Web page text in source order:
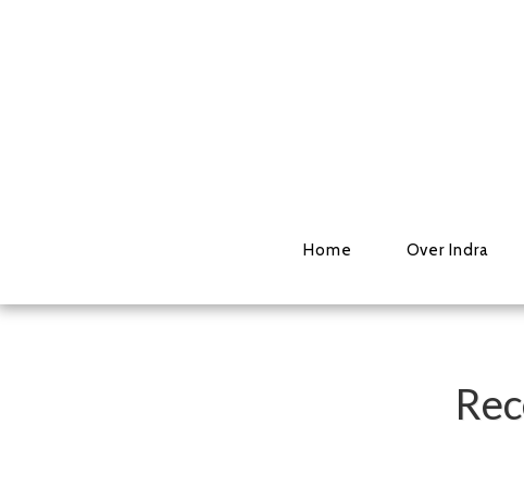
Home Over Indra